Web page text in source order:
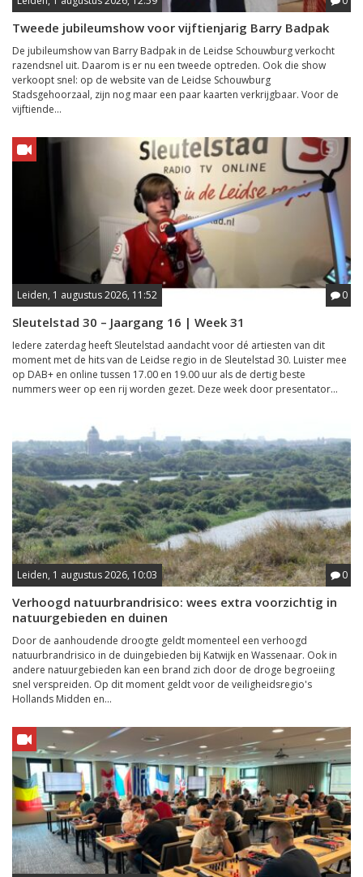
Tweede jubileumshow voor vijftienjarig Barry Badpak
De jubileumshow van Barry Badpak in de Leidse Schouwburg verkocht
razendsnel uit. Daarom is er nu een tweede optreden. Ook die show
verkoopt snel: op de website van de Leidse Schouwburg
Stadsgehoorzaal, zijn nog maar een paar kaarten verkrijgbaar. Voor de
vijftiende...
Leiden, 1 augustus 2026, 11:52 0
Sleutelstad 30 – Jaargang 16 | Week 31
Iedere zaterdag heeft Sleutelstad aandacht voor dé artiesten van dit
moment met de hits van de Leidse regio in de Sleutelstad 30. Luister mee
op DAB+ en online tussen 17.00 en 19.00 uur als de dertig beste
nummers weer op een rij worden gezet. Deze week door presentator...
Leiden, 1 augustus 2026, 10:03 0
Verhoogd natuurbrandrisico: wees extra voorzichtig in
natuurgebieden en duinen
Door de aanhoudende droogte geldt momenteel een verhoogd
natuurbrandrisico in de duingebieden bij Katwijk en Wassenaar. Ook in
andere natuurgebieden kan een brand zich door de droge begroeiing
snel verspreiden. Op dit moment geldt voor de veiligheidsregio's
Hollands Midden en...